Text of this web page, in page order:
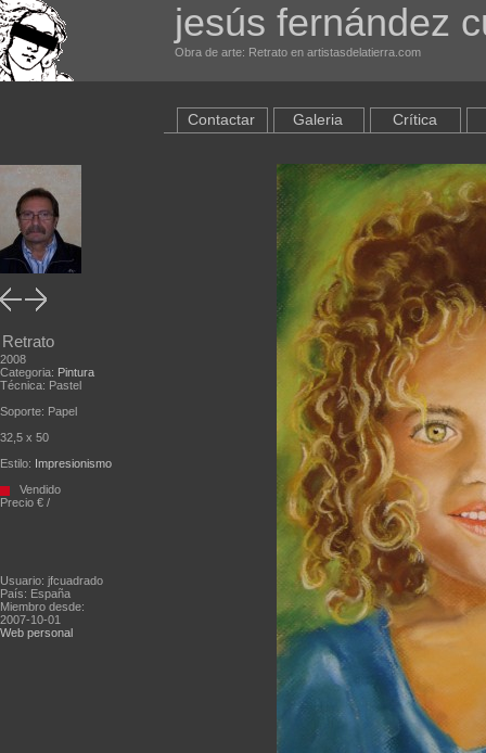
jesús fernández
Obra de arte: Retrato en artistasdelatierra.com
Retrato
2008
Categoria: Pintura
Técnica: Pastel
Soporte: Papel
32,5 x 50
Estilo: Impresionismo
Vendido
Precio € /
Usuario: jfcuadrado
País: España
Miembro desde:
2007-10-01
Web personal
Contactar Galeria Crítica